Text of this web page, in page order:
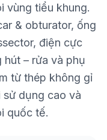
vùng tiểu khung.
& obturator, ống
điện cực
– rửa và phụ
từ thép không gỉ
dụng cao và
quốc tế.